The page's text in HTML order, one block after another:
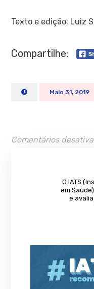
Texto e edição: Luiz
Compartilhe:
Maio 31, 2019
Comentários
O IATS
em
e